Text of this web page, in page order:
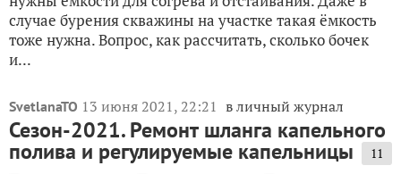
случае бурения скважины на участке такая ёмкость
тоже нужна. Вопрос, как рассчитать, сколько бочек
и...
SvetlanaTO 13 июня 2021, 22:21 в личный журнал
Сезон-2021. Ремонт шланга капельного
полива и регулируемые капельницы 11